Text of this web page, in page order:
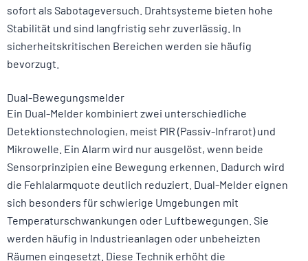
sofort als Sabotageversuch. Drahtsysteme bieten hohe
Stabilität und sind langfristig sehr zuverlässig. In
sicherheitskritischen Bereichen werden sie häufig
bevorzugt.
Dual-Bewegungsmelder
Ein Dual-Melder kombiniert zwei unterschiedliche
Detektionstechnologien, meist PIR (Passiv-Infrarot) und
Mikrowelle. Ein Alarm wird nur ausgelöst, wenn beide
Sensorprinzipien eine Bewegung erkennen. Dadurch wird
die Fehlalarmquote deutlich reduziert. Dual-Melder eignen
sich besonders für schwierige Umgebungen mit
Temperaturschwankungen oder Luftbewegungen. Sie
werden häufig in Industrieanlagen oder unbeheizten
Räumen eingesetzt. Diese Technik erhöht die